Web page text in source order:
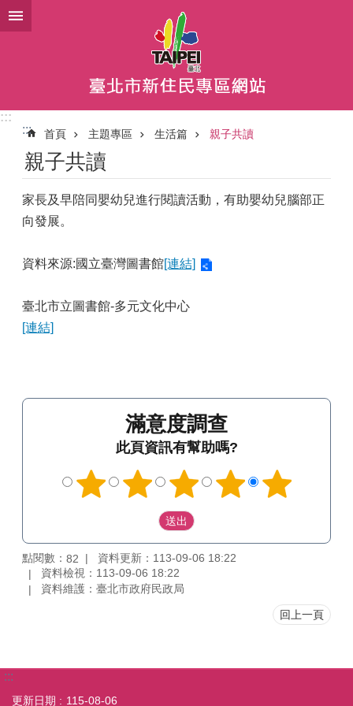
跳到主要內容區塊
:::
:::
首頁 主題專區 生活篇 親子共讀
親子共讀
家長及早陪同嬰幼兒進行閱讀活動，有助嬰幼兒腦部正
向發展。
資料來源:國立臺灣圖書館[連結]
臺北市立圖書館-多元文化中心
[連結]
滿意度調查
此頁資訊有幫助嗎?
點閱數： 82
資料更新：113-09-06 18:22
資料檢視：113-09-06 18:22
資料維護：臺北市政府民政局
回上一頁
:::
更新日期 115-08-06